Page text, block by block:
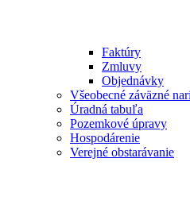
Faktúry
Zmluvy
Objednávky
Všeobecné záväzné
Úradná tabuľa
Pozemkové úpravy
Hospodárenie
Verejné obstarávanie